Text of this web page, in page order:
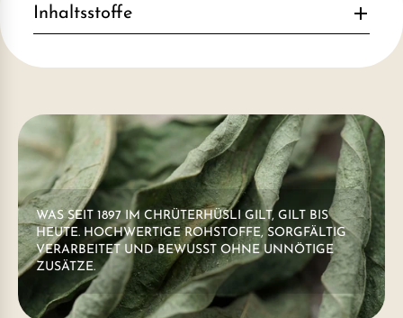
Inhaltsstoffe
WAS SEIT 1897 IM CHRÜTERHÜSLI GILT, GILT BIS
HEUTE. HOCHWERTIGE ROHSTOFFE, SORGFÄLTIG
VERARBEITET UND BEWUSST OHNE UNNÖTIGE
ZUSÄTZE.